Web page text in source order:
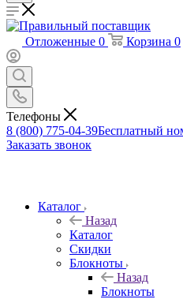
Отложенные 0 Корзина 0
Телефоны
8 (800) 775-04-39Бесплатный
Заказать звонок
Каталог
Назад
Каталог
Скидки
Блокноты
Назад
Блокноты